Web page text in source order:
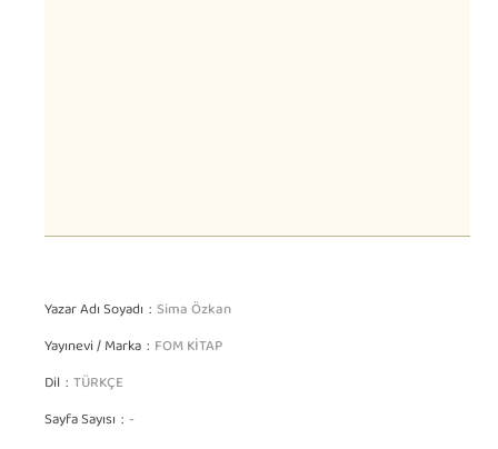
Yazar Adı Soyadı Sima Özkan
Yayınevi / Marka FOM KİTAP
Dil TÜRKÇE
Sayfa Sayısı -